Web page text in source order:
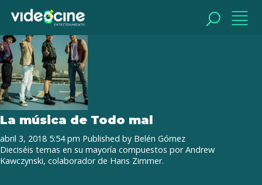
Tag Archive: boy band
La música de Todo mal
abril 3, 2018 5:54 pm Published by Belén Gómez
Dieciséis temas en su mayoría compuestos por Andrew
Kawczynski, colaborador de Hans Zimmer.